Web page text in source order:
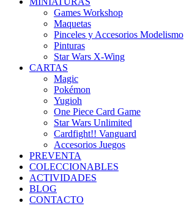
Games Workshop
Maquetas
Pinceles y Accesorios Modelismo
Pinturas
Star Wars X-Wing
CARTAS
Magic
Pokémon
Yugioh
One Piece Card Game
Star Wars Unlimited
Cardfight!! Vanguard
Accesorios Juegos
PREVENTA
COLECCIONABLES
ACTIVIDADES
BLOG
CONTACTO